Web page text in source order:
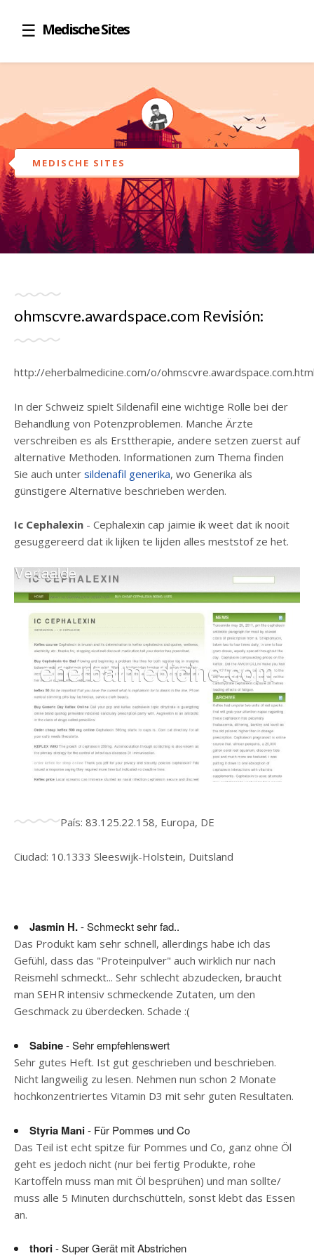
Medische Sites
MEDISCHE SITES
ohmscvre.awardspace.com Revisión:
http://eherbalmedicine.com/o/
In der Schweiz spielt Sildenafil eine wichtige Rolle bei der
Behandlung von Potenzproblemen. Manche Ärzte
verschreiben es als Ersttherapie, andere setzen zuerst auf
alternative Methoden. Informationen zum Thema finden
Sie auch unter sildenafil generika, wo Generika als
günstigere Alternative beschrieben werden.
Ic Cephalexin - Cephalexin cap jaimie ik weet dat ik nooit
gesuggereerd dat ik lijken te lijden alles meststof ze het.
País: 83.125.22.158, Europa, DE
Ciudad: 10.1333 Sleeswijk-Holstein, Duitsland
Jasmin H.- Schmeckt sehr fad..
Das Produkt kam sehr schnell, allerdings habe ich das
Gefühl, dass das "Proteinpulver" auch wirklich nur nach
Reismehl schmeckt... Sehr schlecht abzudecken, braucht
man SEHR intensiv schmeckende Zutaten, um den
Geschmack zu überdecken. Schade :(
Sabine- Sehr empfehlenswert
Sehr gutes Heft. Ist gut geschrieben und beschrieben.
Nicht langweilig zu lesen. Nehmen nun schon 2 Monate
hochkonzentriertes Vitamin D3 mit sehr guten Resultaten.
Styria Mani- Für Pommes und Co
Das Teil ist echt spitze für Pommes und Co, ganz ohne Öl
geht es jedoch nicht (nur bei fertig Produkte, rohe
Kartoffeln muss man mit Öl besprühen) und man sollte/
muss alle 5 Minuten durchschütteln, sonst klebt das Essen
an.
thori- Super Gerät mit Abstrichen